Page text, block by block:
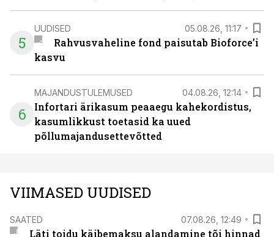
5
UUDISED 05.08.26, 11:17
Rahvusvaheline fond paisutab Bioforce’i
kasvu
6
MAJANDUSTULEMUSED 04.08.26, 12:14
Infortari ärikasum peaaegu kahekordistus,
kasumlikkust toetasid ka uued
põllumajandusettevõtted
VIIMASED UUDISED
SAATED 07.08.26, 12:49
Läti toidu käibemaksu alandamine tõi hinnad